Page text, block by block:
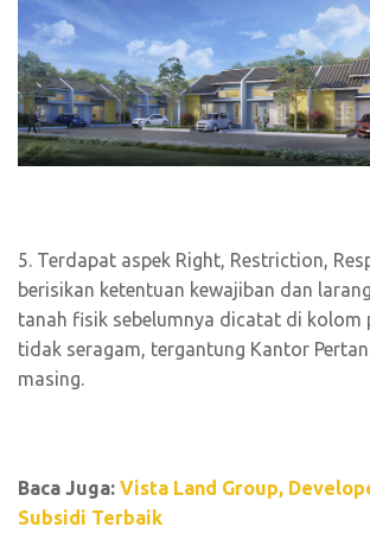
5. Terdapat aspek Right, Restriction,
berisikan ketentuan kewajiban dan
tanah fisik sebelumnya dicatat di kolom
tidak seragam, tergantung Kantor
masing.
Baca Juga: Vista Land Group,
Subsidi Terbaik